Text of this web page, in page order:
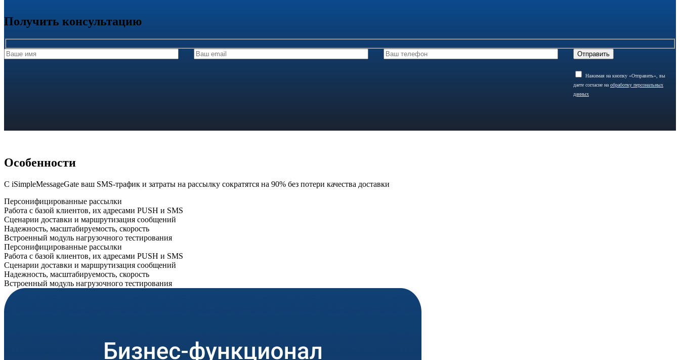
Получить консультацию
Нажимая на кнопку «Отправить», вы
даете согласие на обработку персональных
данных
Особенности
С iSimpleMessageGate ваш SMS-трафик и затраты на рассылку сократятся на 90% без потери качества доставки
Персонифицированные рассылки
Работа с базой клиентов, их адресами PUSH и SMS
Сценарии доставки и маршрутизация сообщений
Надежность, масштабируемость, скорость
Встроенный модуль нагрузочного тестирования
Персонифицированные рассылки
Работа с базой клиентов, их адресами PUSH и SMS
Сценарии доставки и маршрутизация сообщений
Надежность, масштабируемость, скорость
Встроенный модуль нагрузочного тестирования